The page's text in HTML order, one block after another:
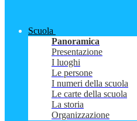
Scuola
Panoramica
Presentazione
I luoghi
Le persone
I numeri della scuola
Le carte della scuola
La storia
Organizzazione